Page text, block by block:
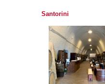
Santorini